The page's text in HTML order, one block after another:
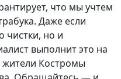
что мы учтем
Даже если
чистки, но и
выполнит это на
Костромы